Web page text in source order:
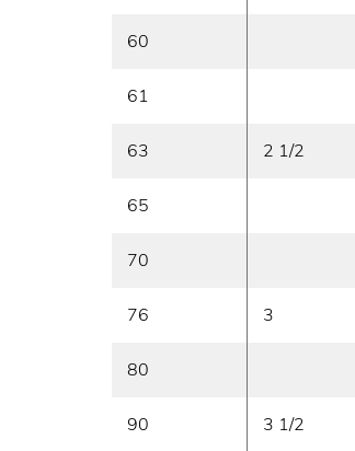
60
61
63 2 1/2
65
70
76 3
80
90 3 1/2